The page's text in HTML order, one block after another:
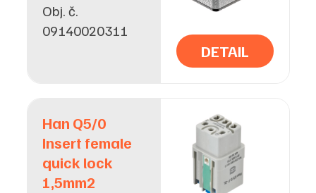
Obj. č.
09140020311
DETAIL
Han Q5/0
Insert female
quick lock
1,5mm2